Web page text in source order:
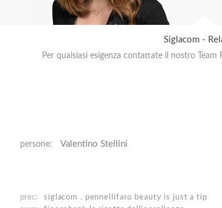
Siglacom -
Per qualsiasi esigenza contattate il nostro
persone: Valentino Stellini
prec: siglacom . pennellifaro beauty is just a tip